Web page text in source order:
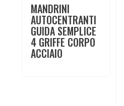
MANDRINI
AUTOCENTRANTI
GUIDA SEMPLICE
4 GRIFFE CORPO
ACCIAIO